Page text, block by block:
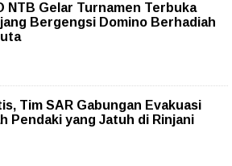
NTB Gelar Turnamen Terbuka
Bergengsi Domino Berhadiah
Tim SAR Gabungan Evakuasi
Pendaki yang Jatuh di Rinjani